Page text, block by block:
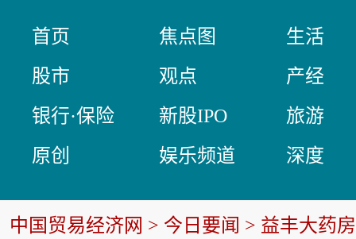
首页 焦点图
生活
股市
观点
产经
银行·保险
新股IPO
旅游
原创
娱乐频道 深度
中国贸易经济网 > 今日要闻 > 益丰大药